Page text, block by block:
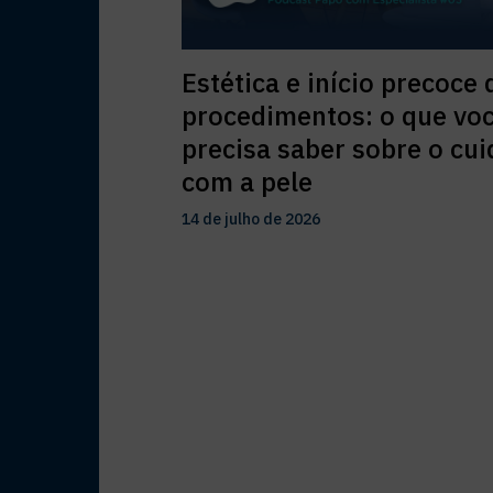
Estética e início precoce
procedimentos: o que
precisa saber sobre o
com a pele
14 de julho de 2026